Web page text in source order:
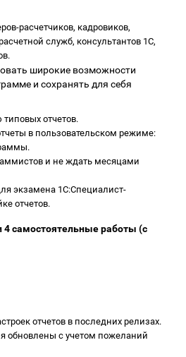
расчетчиков, кадровиков,
служб, консультантов 1С,
широкие возможности
и сохранять для себя
отчетов.
в пользовательском режиме:
и не ждать месяцами
экзамена 1С:Специалист-
отчетов.
4 самостоятельные работы (с
отчетов в последних релизах.
обновлены с учетом пожеланий